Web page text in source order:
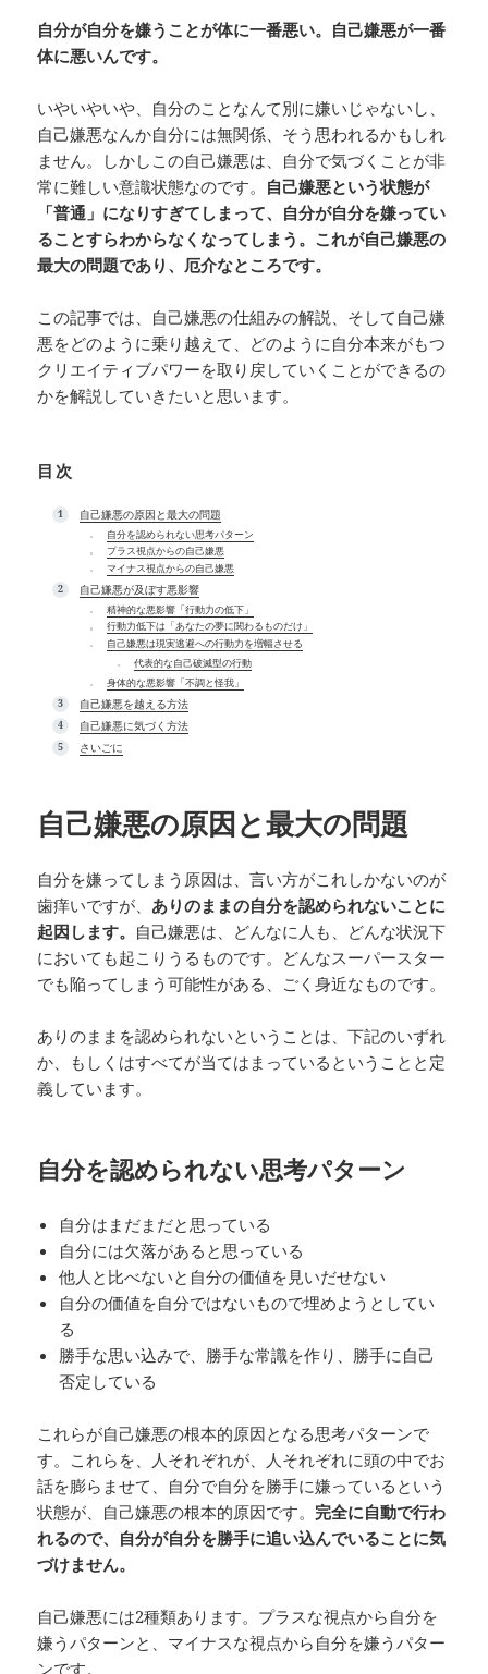
自分が自分を嫌うことが体に一番悪い。自己嫌悪が一番
体に悪いんです。
いやいやいや、自分のことなんて別に嫌いじゃないし、
自己嫌悪なんか自分には無関係、そう思われるかもしれ
ません。しかしこの自己嫌悪は、自分で気づくことが非
常に難しい意識状態なのです。 自己嫌悪という状態が
「普通」になりすぎてしまって、自分が自分を嫌ってい
ることすらわからなくなってしまう。これが自己嫌悪の
最大の問題であり、厄介なところです。
この記事では、自己嫌悪の仕組みの解説、そして自己嫌
悪をどのように乗り越えて、どのように自分本来がもつ
クリエイティブパワーを取り戻していくことができるの
かを解説していきたいと思います。
目次
自己嫌悪の原因と最大の問題
自分を認められない思考パターン
プラス視点からの自己嫌悪
マイナス視点からの自己嫌悪
自己嫌悪が及ぼす悪影響
精神的な悪影響「行動力の低下」
行動力低下は「あなたの夢に関わるものだけ」
自己嫌悪は現実逃避への行動力を増幅させる
代表的な自己破滅型の行動
身体的な悪影響「不調と怪我」
自己嫌悪を越える方法
自己嫌悪に気づく方法
さいごに
自己嫌悪の原因と最大の問題
自分を嫌ってしまう原因は、言い方がこれしかないのが
歯痒いですが、 ありのままの自分を認められないことに
起因します。 自己嫌悪は、どんなに人も、どんな状況下
においても起こりうるものです。どんなスーパースター
でも陥ってしまう可能性がある、ごく身近なものです。
ありのままを認められないということは、下記のいずれ
か、もしくはすべてが当てはまっているということと定
義しています。
自分を認められない思考パターン
自分はまだまだと思っている
自分には欠落があると思っている
他人と比べないと自分の価値を見いだせない
自分の価値を自分ではないもので埋めようとしてい
る
勝手な思い込みで、勝手な常識を作り、勝手に自己
否定している
これらが自己嫌悪の根本的原因となる思考パターンで
す。これらを、人それぞれが、人それぞれに頭の中でお
話を膨らませて、自分で自分を勝手に嫌っているという
状態が、自己嫌悪の根本的原因です。 完全に自動で行わ
れるので、自分が自分を勝手に追い込んでいることに気
づけません。
自己嫌悪には2種類あります。プラスな視点から自分を
嫌うパターンと、マイナスな視点から自分を嫌うパター
ンです。